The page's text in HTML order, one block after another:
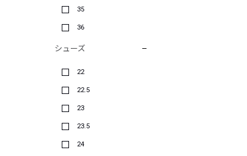
35
36
シューズ
22
22.5
23
23.5
24